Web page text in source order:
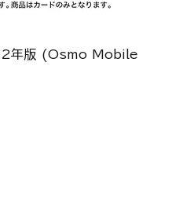
年版 (Osmo Mobile